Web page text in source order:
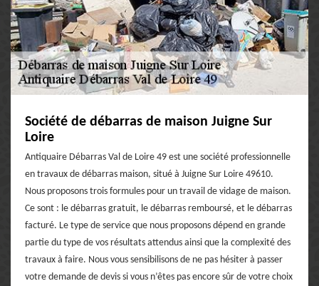
Société de débarras de maison Juigne Sur
Loire
Antiquaire Débarras Val de Loire 49 est une société professionnelle
en travaux de débarras maison, situé à Juigne Sur Loire 49610.
Nous proposons trois formules pour un travail de vidage de maison.
Ce sont : le débarras gratuit, le débarras remboursé, et le débarras
facturé. Le type de service que nous proposons dépend en grande
partie du type de vos résultats attendus ainsi que la complexité des
travaux à faire. Nous vous sensibilisons de ne pas hésiter à passer
votre demande de devis si vous n’êtes pas encore sûr de votre choix